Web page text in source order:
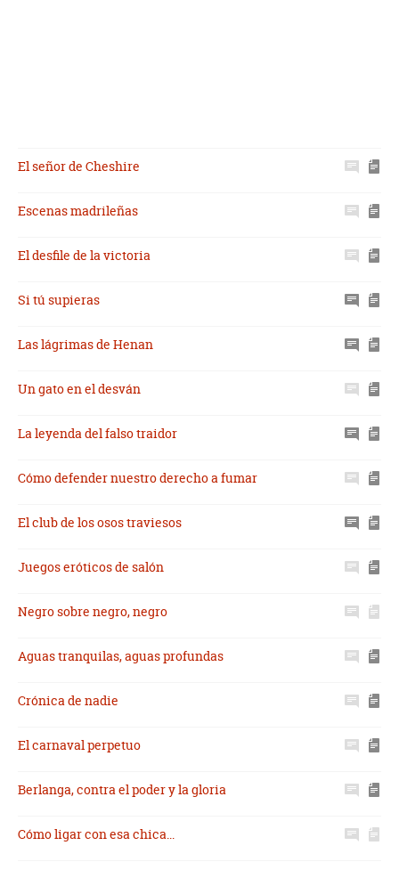
El señor de Cheshire
Escenas madrileñas
El desfile de la victoria
Si tú supieras
Las lágrimas de Henan
Un gato en el desván
La leyenda del falso traidor
Cómo defender nuestro derecho a fumar
El club de los osos traviesos
Juegos eróticos de salón
Negro sobre negro, negro
Aguas tranquilas, aguas profundas
Crónica de nadie
El carnaval perpetuo
Berlanga, contra el poder y la gloria
Cómo ligar con esa chica...